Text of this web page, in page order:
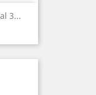
3...